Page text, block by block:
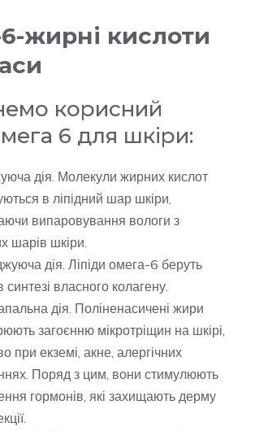
жирні кислоти
корисний
6 для шкіри:
дія. Молекули жирних кислот
в ліпідний шар шкіри,
випаровування вологи з
шарів шкіри.
дія. Ліпіди омега-6 беруть
синтезі власного колагену.
дія. Поліненасичені жири
загоєнню мікротріщин на шкірі,
при екземі, акне, алергічних
Поряд з цим, вони стимулюють
гормонів, які захищають дерму